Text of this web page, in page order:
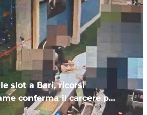
slot a Bari, ricorsi
conferma il carcere per
NOMI